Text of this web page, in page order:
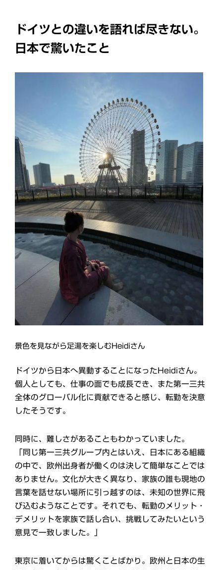
ドイツとの違いを語れば尽きない。
日本で驚いたこと
景色を見ながら足湯を楽しむHeidiさん
ドイツから日本へ異動することになったHeidiさん。
個人としても、仕事の面でも成長でき、また第一三共
全体のグローバル化に貢献できると感じ、転勤を決意
したそうです。
同時に、難しさがあることもわかっていました。
「同じ第一三共グループ内とはいえ、日本にある組織
の中で、欧州出身者が働くのは決して簡単なことでは
ありません。文化が大きく異なり、家族の誰も現地の
言葉を話せない場所に引っ越すのは、未知の世界に飛
び込むようなことです。それでも、転勤のメリット・
デメリットを家族で話し合い、挑戦してみたいという
意見で一致しました。」
東京に着いてからは驚くことばかり。欧州と日本の生